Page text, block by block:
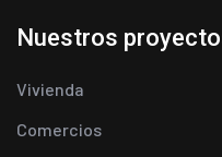
Nuestros
Vivienda
Comercios